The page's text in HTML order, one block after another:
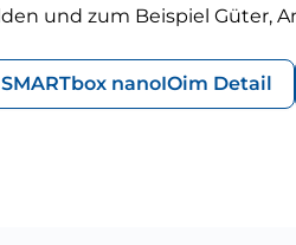
und zum Beispiel Güter,
SMARTbox nanoIOim Detail